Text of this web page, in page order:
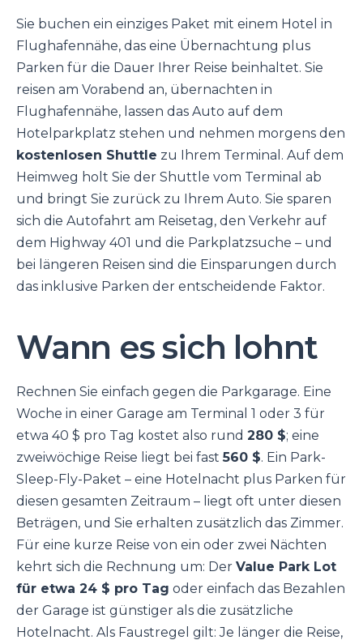
Sie buchen ein einziges Paket mit einem Hotel in
Flughafennähe, das eine Übernachtung plus
Parken für die Dauer Ihrer Reise beinhaltet. Sie
reisen am Vorabend an, übernachten in
Flughafennähe, lassen das Auto auf dem
Hotelparkplatz stehen und nehmen morgens den
kostenlosen Shuttle zu Ihrem Terminal. Auf dem
Heimweg holt Sie der Shuttle vom Terminal ab
und bringt Sie zurück zu Ihrem Auto. Sie sparen
sich die Autofahrt am Reisetag, den Verkehr auf
dem Highway 401 und die Parkplatzsuche – und
bei längeren Reisen sind die Einsparungen durch
das inklusive Parken der entscheidende Faktor.
Wann es sich lohnt
Rechnen Sie einfach gegen die Parkgarage. Eine
Woche in einer Garage am Terminal 1 oder 3 für
etwa 40 $ pro Tag kostet also rund 280 $; eine
zweiwöchige Reise liegt bei fast560 $. Ein Park-
Sleep-Fly-Paket – eine Hotelnacht plus Parken für
diesen gesamten Zeitraum – liegt oft unter diesen
Beträgen, und Sie erhalten zusätzlich das Zimmer.
Für eine kurze Reise von ein oder zwei Nächten
kehrt sich die Rechnung um: Der Value Park Lot
für etwa 24 $ pro Tag oder einfach das Bezahlen
der Garage ist günstiger als die zusätzliche
Hotelnacht. Als Faustregel gilt: Je länger die Reise,